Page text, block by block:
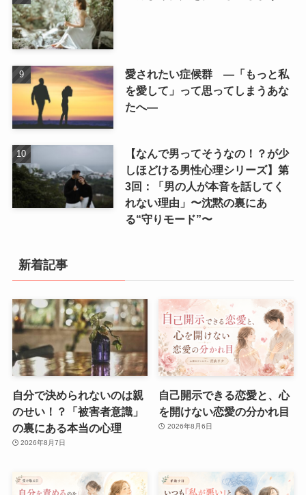
愛されたい症候群 ―「もっと私
を愛して」って思ってしまうあな
たへ―
【なんで男ってそうなの！？が少
しほどける男性心理シリーズ】第
3回：「男の人が本音を話してく
れない理由」〜沈黙の裏にあ
る“守りモード”〜
新着記事
自分で決められないのは親
のせい！？「被害者意識」
の裏にある本当の心理
2026年8月7日
自己開示できる恋愛と、心
を開けない恋愛の分かれ目
2026年8月6日